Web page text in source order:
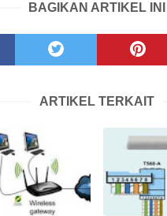
BAGIKAN ARTIKEL INI
ARTIKEL TERKAIT